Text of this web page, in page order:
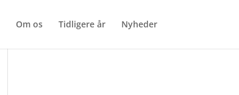
Om os Tidligere år Nyheder